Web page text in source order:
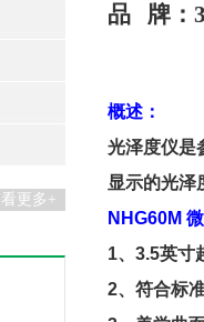
更多+
品
牌：
概述：
光泽度仪是
显示的光泽
NHG60M
1、 3.5英寸
2、 符合标